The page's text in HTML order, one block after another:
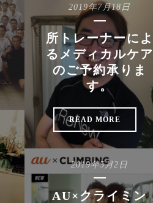
2019年7月18日
所トレーナーによ
るメディカルケア
のご予約承りま
す。
READ MORE
2019年5月2日
AU×クライミン